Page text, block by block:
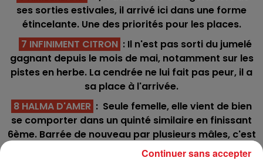
ses sorties estivales, il arrivé ici dans une forme
étincelante. Une des priorités pour les places.
7 INFINIMENT CITRON : Il n'est pas sorti du jumelé
gagnant depuis le mois de mai, notamment sur les
pistes en herbe. La cendrée ne lui fait pas peur, il a
sa place à l'arrivée.
8 HALMA D'AMER : Seule femelle, elle vient de bien
se comporter dans un quinté similaire en finissant
6ème. Barrée de nouveau par plusieurs mâles, c'est
une outsider amusante.Continuer sans accepter